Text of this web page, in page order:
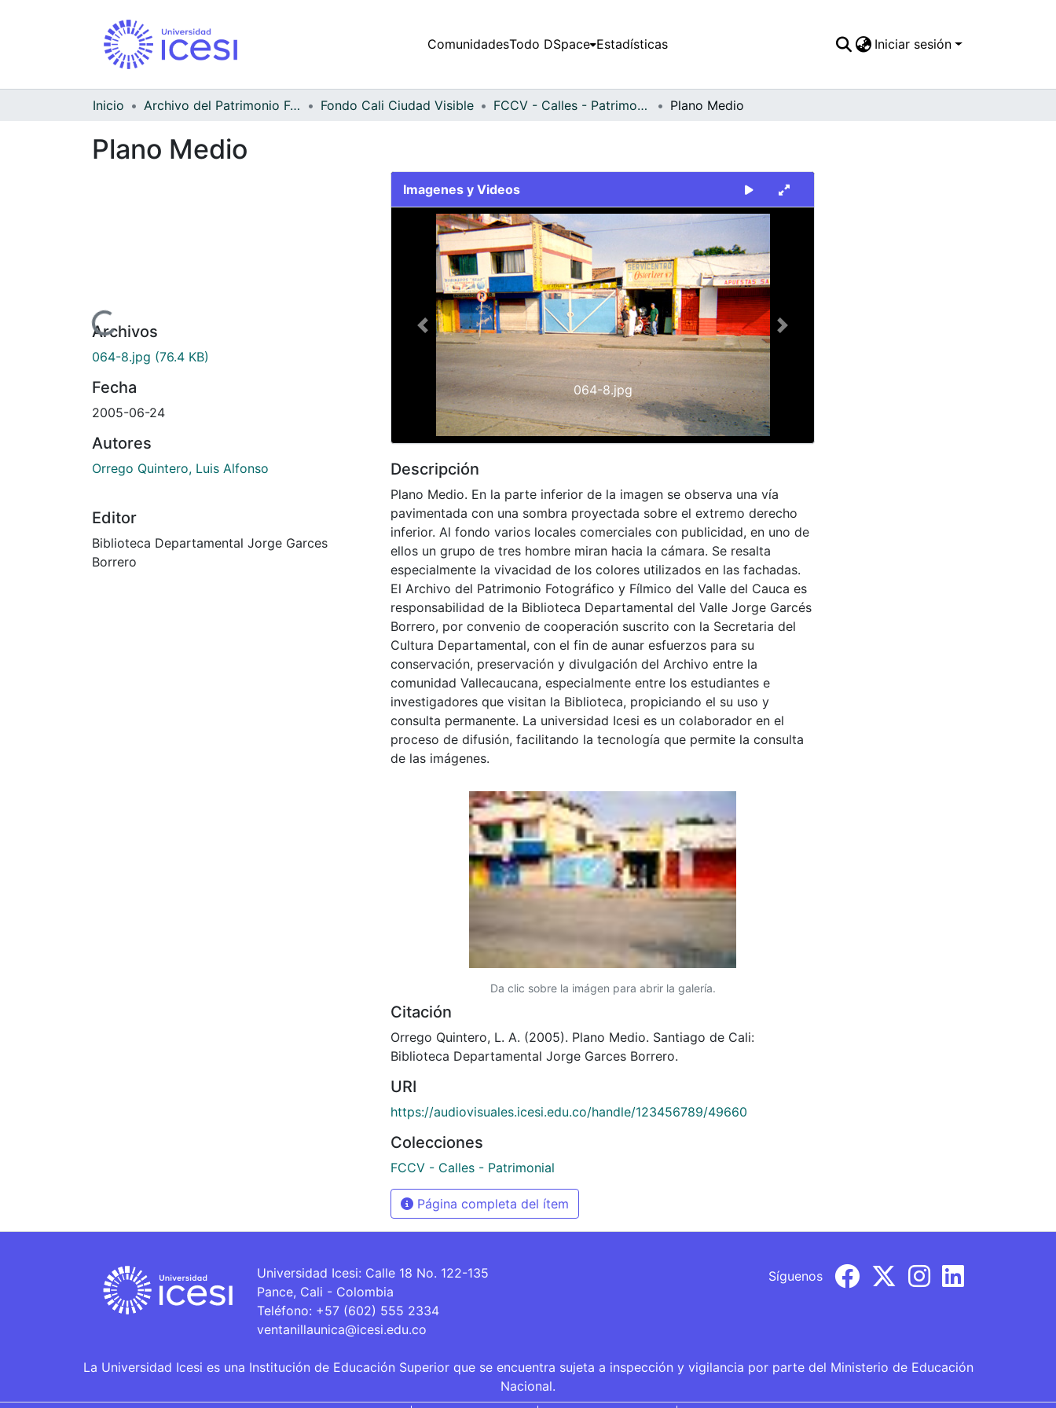
ComunidadesTodo DSpace Estadísticas Iniciar sesión
Inicio Archivo del Patrimonio Fotográfico y Fílmico del Valle del Cauca Fondo Cali Ciudad Visible FCCV - Calles - Patrimonial Plano Medio
Plano Medio
Cargando...Archivos
064-8.jpg (76.4 KB)
Fecha
2005-06-24
Autores
Orrego Quintero, Luis Alfonso
Editor
Biblioteca Departamental Jorge Garces
Borrero
Imagenes y Videos
Slide 1 of 1
064-8.jpg
Previous Next
Descripción
Plano Medio. En la parte inferior de la imagen se observa una vía
pavimentada con una sombra proyectada sobre el extremo derecho
inferior. Al fondo varios locales comerciales con publicidad, en uno de
ellos un grupo de tres hombre miran hacia la cámara. Se resalta
especialmente la vivacidad de los colores utilizados en las fachadas.
El Archivo del Patrimonio Fotográfico y Fílmico del Valle del Cauca es
responsabilidad de la Biblioteca Departamental del Valle Jorge Garcés
Borrero, por convenio de cooperación suscrito con la Secretaria del
Cultura Departamental, con el fin de aunar esfuerzos para su
conservación, preservación y divulgación del Archivo entre la
comunidad Vallecaucana, especialmente entre los estudiantes e
investigadores que visitan la Biblioteca, propiciando el su uso y
consulta permanente. La universidad Icesi es un colaborador en el
proceso de difusión, facilitando la tecnología que permite la consulta
de las imágenes.
Da clic sobre la imágen para abrir la galería.
Citación
Orrego Quintero, L. A. (2005). Plano Medio. Santiago de Cali:
Biblioteca Departamental Jorge Garces Borrero.
URI
https://audiovisuales.icesi.edu.co/handle/123456789/49660
Colecciones
FCCV - Calles - Patrimonial
Página completa del ítem
Universidad Icesi: Calle 18 No. 122-135
Pance, Cali - Colombia
Teléfono: +57 (602) 555 2334
ventanillaunica@icesi.edu.co
Síguenos
La Universidad Icesi es una Institución de Educación Superior que se encuentra sujeta a inspección y vigilancia por parte del Ministerio de Educación
Nacional.